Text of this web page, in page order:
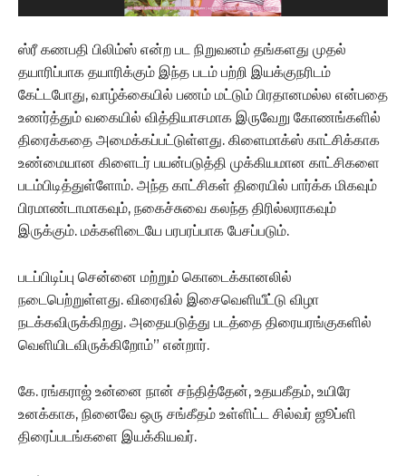
ஸ்ரீ கணபதி பிலிம்ஸ் என்ற பட நிறுவனம் தங்களது முதல்
தயாரிப்பாக தயாரிக்கும் இந்த படம் பற்றி இயக்குநரிடம்
கேட்டபோது, வாழ்க்கையில் பணம் மட்டும் பிரதானமல்ல என்பதை
உணர்த்தும் வகையில் வித்தியாசமாக இருவேறு கோணங்களில்
திரைக்கதை அமைக்கப்பட்டுள்ளது. கிளைமாக்ஸ் காட்சிக்காக
உண்மையான கிளைடர் பயன்படுத்தி முக்கியமான காட்சிகளை
படம்பிடித்துள்ளோம். அந்த காட்சிகள் திரையில் பார்க்க மிகவும்
பிரமாண்டாமாகவும், நகைச்சுவை கலந்த திரில்லராகவும்
இருக்கும். மக்களிடையே பரபரப்பாக பேசப்படும்.
படப்பிடிப்பு சென்னை மற்றும் கொடைக்கானலில்
நடைபெற்றுள்ளது. விரைவில் இசைவெளியீட்டு விழா
நடக்கவிருக்கிறது. அதையடுத்து படத்தை திரையரங்குகளில்
வெளியிடவிருக்கிறோம்” என்றார்.
கே. ரங்கராஜ் உன்னை நான் சந்தித்தேன், உதயகீதம், உயிரே
உனக்காக, நினைவே ஒரு சங்கீதம் உள்ளிட்ட சில்வர் ஜூப்ளி
திரைப்படங்களை இயக்கியவர்.